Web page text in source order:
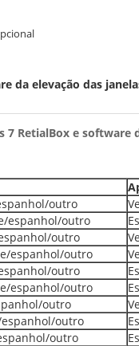
da elevação das
RetialBox e software
outro
espanhol/outro
outro
espanhol/outro
outro
espanhol/outro
outro
outro
outro